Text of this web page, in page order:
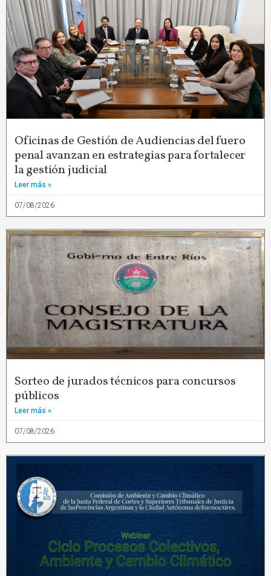
Oficinas de Gestión de Audiencias del fuero
penal avanzan en estrategias para fortalecer
la gestión judicial
Leer más »
07/08/2026
Sorteo de jurados técnicos para concursos
públicos
Leer más »
07/08/2026